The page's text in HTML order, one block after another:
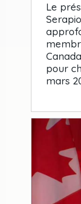
Le
pour
mars